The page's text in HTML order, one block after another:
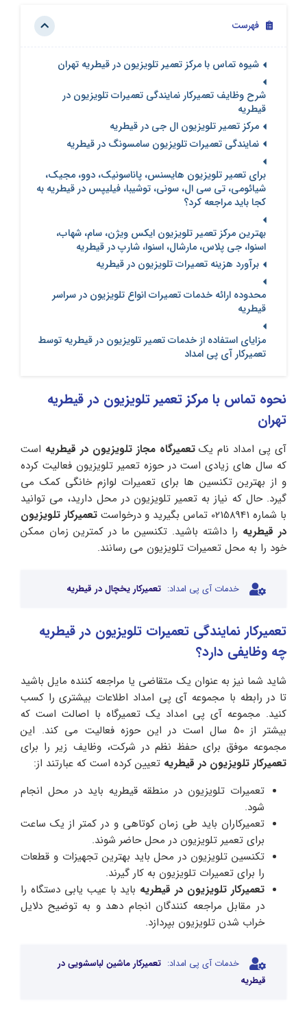
فهرست
شیوه تماس با مرکز تعمیر تلویزیون در قیطریه تهران
شرح وظایف تعمیرکار نمایندگی تعمیرات تلویزیون در
قیطریه
مرکز تعمیر تلویزیون ال جی در قیطریه
نمایندگی تعمیرات تلویزیون سامسونگ در قیطریه
برای تعمیر تلویزیون هایسنس، پاناسونیک، دوو، مجیک،
شیائومی، تی سی ال، سونی، توشیبا، فیلیپس در قیطریه به
کجا باید مراجعه کرد؟
بهترین مرکز تعمیر تلویزیون ایکس ویژن، سام، شهاب،
اسنوا، جی پلاس، مارشال، اسنوا، شارپ در قیطریه
برآورد هزینه تعمیرات تلویزیون در قیطریه
محدوده ارائه خدمات تعمیرات انواع تلویزیون در سراسر
قیطریه
مزایای استفاده از خدمات تعمیر تلویزیون در قیطریه توسط
تعمیرکار آی پی امداد
نحوه تماس با مرکز تعمیر تلویزیون در قیطریه
تهران
آی پی امداد نام یکتعمیرگاه مجاز تلویزیون در قیطریه است
که سال های زیادی است در حوزه تعمیر تلویزیون فعالیت کرده
و از بهترین تکنسین ها برای تعمیرات لوازم خانگی کمک می
گیرد. حال که نیاز به تعمیر تلویزیون در محل دارید، می توانید
با شماره 02158941 تماس بگیرید و درخواست
تعمیرکار تلویزیون
در قیطریه را داشته باشید. تکنسین ما در کمترین زمان ممکن
خود را به محل تعمیرات تلویزیون می رسانند.
خدمات آی پی امداد: تعمیرکار یخچال در قیطریه
تعمیرکار نمایندگی تعمیرات تلویزیون در قیطریه
چه وظایفی دارد؟
شاید شما نیز به عنوان یک متقاضی یا مراجعه کننده مایل باشید
تا در رابطه با مجموعه آی پی امداد اطلاعات بیشتری را کسب
کنید. مجموعه آی پی امداد یک تعمیرگاه با اصالت است که
بیشتر از 50 سال است در این حوزه فعالیت می کند. این
مجموعه موفق برای حفظ نظم در شرکت، وظایف زیر را برای
تعمیرکار تلویزیون در قیطریه تعیین کرده است که عبارتند از:
تعمیرات تلویزیون در منطقه قیطریه باید در محل انجام
شود.
تعمیرکاران باید طی زمان کوتاهی و در کمتر از یک ساعت
برای تعمیر تلویزیون در محل حاضر شوند.
تکنسین تلویزیون در محل باید بهترین تجهیزات و قطعات
را برای تعمیرات تلویزیون به کار گیرند.
تعمیرکار تلویزیون در قیطریه باید با عیب یابی دستگاه را
در مقابل مراجعه کنندگان انجام دهد و به توضیح دلایل
خراب شدن تلویزیون بپردازد.
خدمات آی پی امداد: تعمیرکار ماشین لباسشویی در
قیطریه